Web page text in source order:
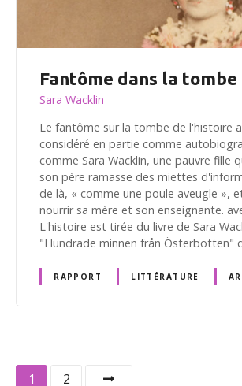
Fantôme dans la tombe
Sara Wacklin
Le fantôme sur la tombe de l'histoire
considéré en partie comme
comme Sara Wacklin, une pauvre fille
son père ramasse des miettes
de là, « comme une poule aveugle »,
nourrir sa mère et son enseignante.
L'histoire est tirée du livre de Sara
"Hundrade minnen från Österbotten"
RAPPORT LITTÉRATURE
N1 2